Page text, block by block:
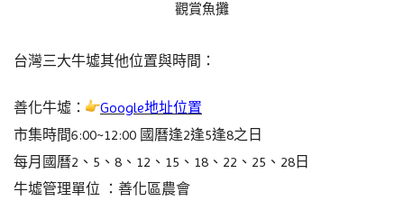
觀賞魚攤
台灣三大牛墟其他位置與時間 ：
善化牛墟：
Google地址位置
市集時間6:00~12:00 國曆逢2逢5逢8之日
每月國曆2、5、8、12、15、18、22、25、28日
牛墟管理單位 ：善化區農會